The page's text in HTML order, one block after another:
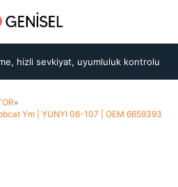
hizli sevkiyat, uyumluluk kontrolu
»
Ym | YUNYI 06-107 | OEM 6659393